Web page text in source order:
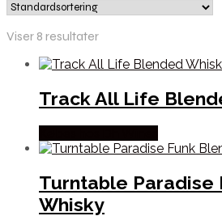
Viser 8 resultater
Track All Life
Turntable Paradise
Whisky